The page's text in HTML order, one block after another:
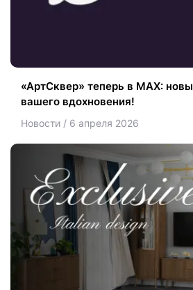
«АртСквер» теперь в MAX:
вашего вдохновения!
Новости / 6 апреля 2026